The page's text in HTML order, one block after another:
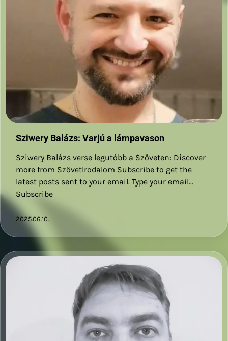
Sziwery Balázs: Varjú a lámpavason
Sziwery Balázs verse legutóbb a Szöveten: Discover
more from SzövetIrodalom Subscribe to get the
latest posts sent to your email. Type your email…
Subscribe
2025.06.10.